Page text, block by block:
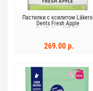
Пастилки с ксилитом Läkerol
Dents Fresh Apple
Ksylitolipastilli 36г
269.00 р.